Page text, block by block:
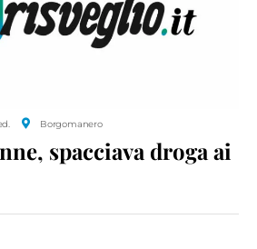
Borgomanero
spacciava droga ai